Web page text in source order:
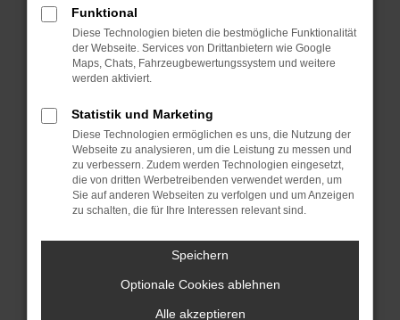
verhindern. Funktioniert die Seite in einem
anderen Browser oder in einem privaten
Fenster?
Starte dein Gerät neu.
Probleme zu beheben.
Stelle sicher, dass dein Browser und dein
Betriebssystem auf dem neuesten Stand
sind.
Veraltete Software birgt nicht nur ein
Sicherheitsrisiko, sondern kann auch dazu
führen, dass bestimmte Funktionen nicht mehr
unterstützt werden.
Wende dich an den Webseitenbetreiber.
Wenn du alle oben genannten Schritte versucht
Funktional
Diese Technologien bieten die bestmögliche Funktionalität
der Webseite. Services von Drittanbietern wie Google
Maps, Chats, Fahrzeugbewertungssystem und weitere
werden aktiviert.
Statistik und Marketing
Diese Technologien ermöglichen es uns, die Nutzung der
Webseite zu analysieren, um die Leistung zu messen und
zu verbessern. Zudem werden Technologien eingesetzt,
die von dritten Werbetreibenden verwendet werden, um
Sie auf anderen Webseiten zu verfolgen und um Anzeigen
zu schalten, die für Ihre Interessen relevant sind.
Speichern
Optionale Cookies ablehnen
Alle akzeptieren